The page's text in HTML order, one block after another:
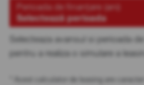
Perioada de finanțare (ani)
Selectează perioada
Selecteaza avansul si perioada
pentru a realiza o simulare a
* Acest calculator de leasing are